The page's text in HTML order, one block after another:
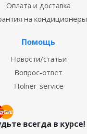
Оплата и доставка
на кондиционеры
Помощь
Новости/статьи
Вопрос-ответ
Holner-service
всегда в курсе!